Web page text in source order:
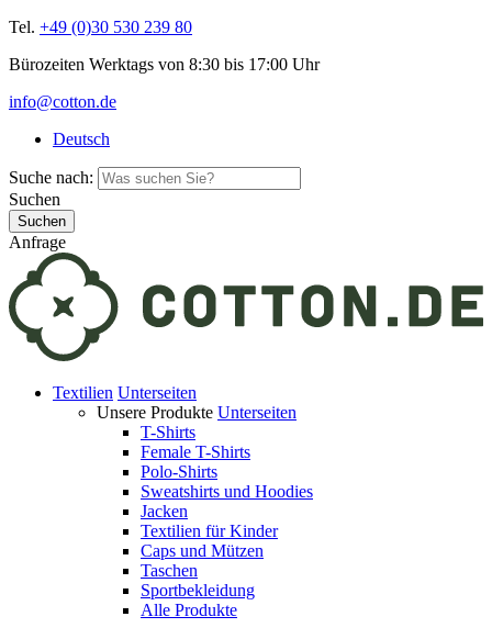
Tel. +49 (0)30 530 239 80
Bürozeiten Werktags von 8:30 bis 17:00 Uhr
info@cotton.de
Deutsch
Suche nach:
Suchen
Anfrage
Textilien Unterseiten
Unsere Produkte Unterseiten
T-Shirts
Female T-Shirts
Polo-Shirts
Sweatshirts und Hoodies
Jacken
Textilien für Kinder
Caps und Mützen
Taschen
Sportbekleidung
Alle Produkte